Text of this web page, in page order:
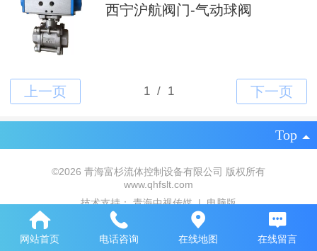
西宁沪航阀门-气动球阀
Top
©2026 青海富杉流体控制设备有限公司 版权所有
www.qhfslt.com
技术支持：青海中视传媒 | 电脑版
网站首页 电话咨询 在线地图 在线留言